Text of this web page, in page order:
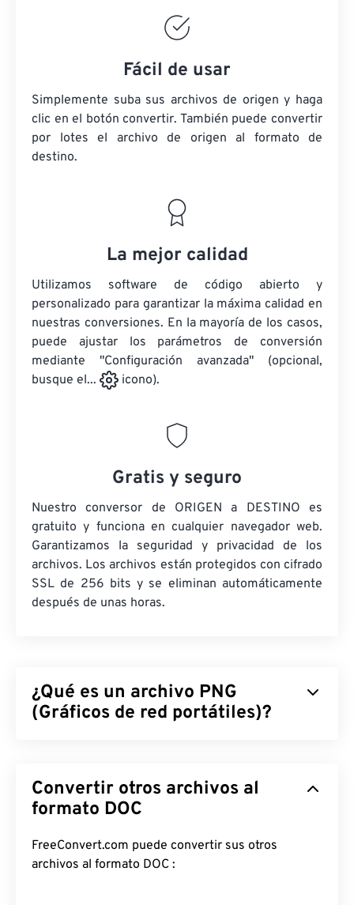
Fácil de usar
Simplemente suba sus archivos de origen y haga
clic en el botón convertir. También puede convertir
por lotes el archivo de origen al formato de
destino.
La mejor calidad
Utilizamos software de código abierto y
personalizado para garantizar la máxima calidad en
nuestras conversiones. En la mayoría de los casos,
puede ajustar los parámetros de conversión
mediante "Configuración avanzada" (opcional,
busque el...
icono).
Gratis y seguro
Nuestro conversor de ORIGEN a DESTINO es
gratuito y funciona en cualquier navegador web.
Garantizamos la seguridad y privacidad de los
archivos. Los archivos están protegidos con cifrado
SSL de 256 bits y se eliminan automáticamente
después de unas horas.
¿Qué es un archivo PNG
(Gráficos de red portátiles)?
facilitar su portabilidad. Las imágenes PNG pueden
tener coloresRGBo
diseños gráficos. PNG también admite animaciones
con mayor transparencia (prueba nuestra
Convertir otros archivos al
formato DOC
FreeConvert.com puede convertir sus otros
archivos al formato DOC :